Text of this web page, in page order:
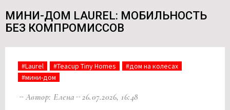
МИНИ-ДОМ LAUREL: МОБИЛЬНОСТЬ
БЕЗ КОМПРОМИССОВ
#Laurel #Teacup Tiny Homes
#дом на колесах
#мини-дом
Автор: Елена 26.07.2026, 16:48